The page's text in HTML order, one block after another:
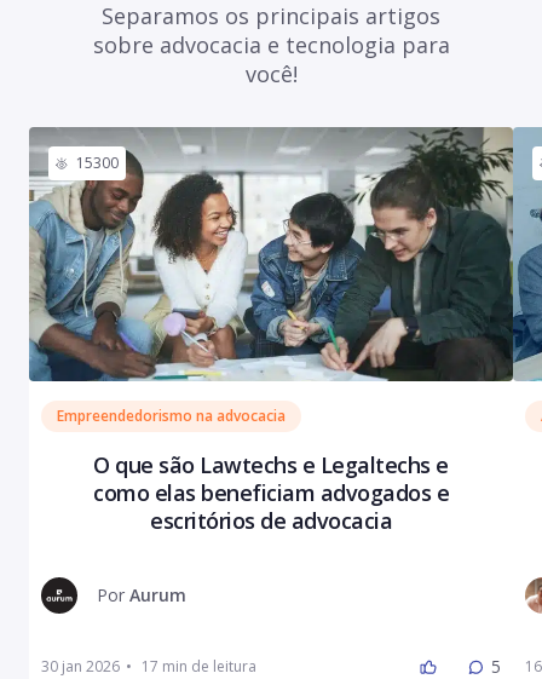
Separamos os principais artigos
sobre advocacia e tecnologia para
você!
15300
Empreendedorismo na advocacia
O que são Lawtechs e Legaltechs e
como elas beneficiam advogados e
escritórios de advocacia
Por Aurum
30 jan 2026 • 5